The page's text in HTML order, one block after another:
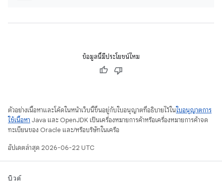
ข้อมูลนี้มีประโยชน์ไหม
ตัวอย่างเนื้อหาและโค้ดในหน้าเว็บนี้ขึ้นอยู่กับใบอนุญาตที่อธิบายไว้ในใบอนุญาตการ
ใช้เนื้อหา Java และ OpenJDK เป็นเครื่องหมายการค้าหรือเครื่องหมายการค้าจด
ทะเบียนของ Oracle และ/หรือบริษัทในเครือ
อัปเดตล่าสุด 2026-06-22 UTC
บิวด์